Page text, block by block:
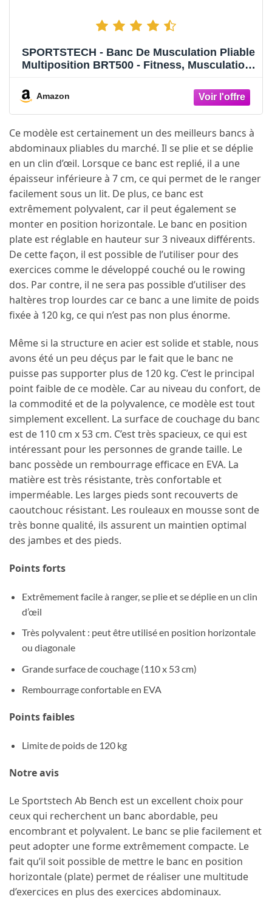
SPORTSTECH - Banc De Musculation Pliable
Multiposition BRT500 - Fitness, Musculation
Antidérapant - L.150 x l.65,5 x H.116,3 cm -
Poids Max Utilisateur 110
Amazon
Ce modèle est certainement un des meilleurs bancs à
abdominaux pliables du marché. Il se plie et se déplie
en un clin d’œil. Lorsque ce banc est replié, il a une
épaisseur inférieure à 7 cm, ce qui permet de le ranger
facilement sous un lit. De plus, ce banc est
extrêmement polyvalent, car il peut également se
monter en position horizontale. Le banc en position
plate est réglable en hauteur sur 3 niveaux différents.
De cette façon, il est possible de l’utiliser pour des
exercices comme le développé couché ou le rowing
dos. Par contre, il ne sera pas possible d’utiliser des
haltères trop lourdes car ce banc a une limite de poids
fixée à 120 kg, ce qui n’est pas non plus énorme.
Même si la structure en acier est solide et stable, nous
avons été un peu déçus par le fait que le banc ne
puisse pas supporter plus de 120 kg. C’est le principal
point faible de ce modèle. Car au niveau du confort, de
la commodité et de la polyvalence, ce modèle est tout
simplement excellent. La surface de couchage du banc
est de 110 cm x 53 cm. C’est très spacieux, ce qui est
intéressant pour les personnes de grande taille. Le
banc possède un rembourrage efficace en EVA. La
matière est très résistante, très confortable et
imperméable. Les larges pieds sont recouverts de
caoutchouc résistant. Les rouleaux en mousse sont de
très bonne qualité, ils assurent un maintien optimal
des jambes et des pieds.
Points forts
Extrêmement facile à ranger, se plie et se déplie en un clin
d’œil
Très polyvalent : peut être utilisé en position horizontale
ou diagonale
Grande surface de couchage (110 x 53 cm)
Rembourrage confortable en EVA
Points faibles
Limite de poids de 120 kg
Notre avis
Le Sportstech Ab Bench est un excellent choix pour
ceux qui recherchent un banc abordable, peu
encombrant et polyvalent. Le banc se plie facilement et
peut adopter une forme extrêmement compacte. Le
fait qu’il soit possible de mettre le banc en position
horizontale (plate) permet de réaliser une multitude
d’exercices en plus des exercices abdominaux.